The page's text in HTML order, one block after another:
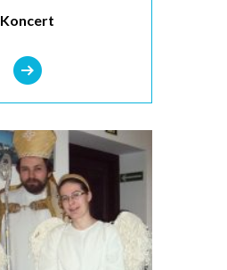
Koncert